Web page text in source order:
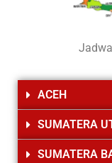
ACEH
SUMATERA
SUMATERA